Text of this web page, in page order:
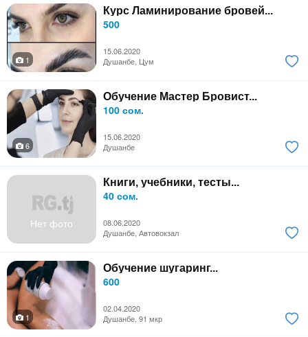
Курс Ламинирование бровей...
500
15.06.2020
1
Душанбе, Цум
Обучение Мастер Бровист...
100 сом.
15.06.2020
6
Душанбе
Нет фото
Книги, учебники, тесты...
40 сом.
08.06.2020
Душанбе, Автовокзал
Обучение шугаринг...
600
02.04.2020
1
Душанбе, 91 мкр